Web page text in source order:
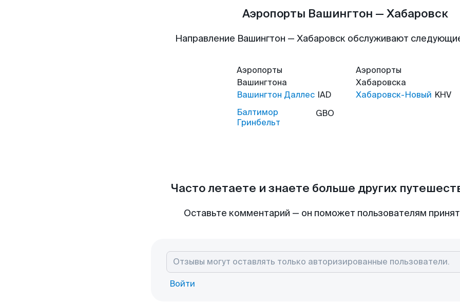
Аэропорты Вашингтон — Хабаровск
Направление Вашингтон — Хабаровск обслуживают
Аэропорты
Вашингтона
Вашингтон Даллес IAD
Балтимор
Гринбельт
GBO
Аэропорты
Хабаровска
Хабаровск-Новый KHV
Часто летаете и знаете больше других
Оставьте комментарий — он поможет пользователям
Войти